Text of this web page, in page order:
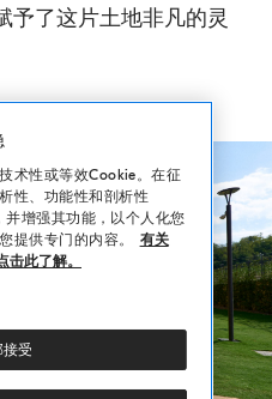
予了这片土地非凡的灵
术性或等效Cookie。在征
性、功能性和剖析性
增强其功能，以个人化您
提供专门的内容。
有关
此了解。
受